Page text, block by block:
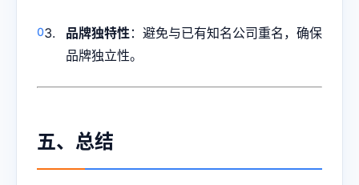
品牌独特性：避免与已有知名公司重名，确保
品牌独立性。
五、总结